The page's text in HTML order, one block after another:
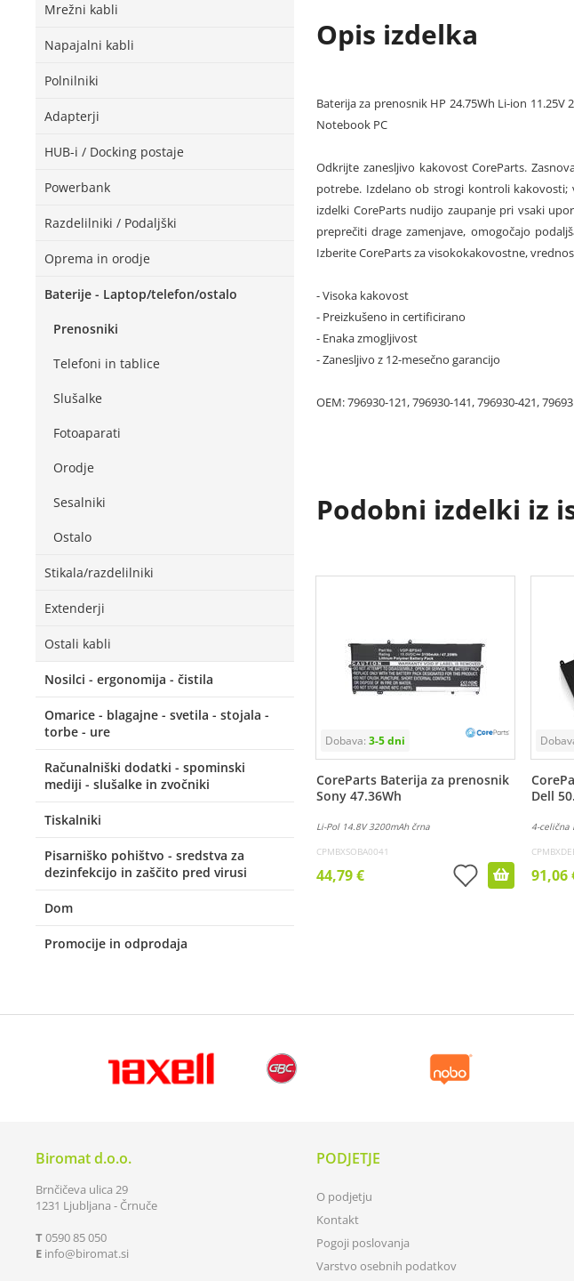
Mrežni kabli
Napajalni kabli
Polnilniki
Adapterji
HUB-i / Docking postaje
Powerbank
Razdelilniki / Podaljški
Oprema in orodje
Baterije - Laptop/telefon/ostalo
Prenosniki
Telefoni in tablice
Slušalke
Fotoaparati
Orodje
Sesalniki
Ostalo
Stikala/razdelilniki
Extenderji
Ostali kabli
Nosilci - ergonomija - čistila
Omarice - blagajne - svetila - stojala -
torbe - ure
Računalniški dodatki - spominski
mediji - slušalke in zvočniki
Tiskalniki
Pisarniško pohištvo - sredstva za
dezinfekcijo in zaščito pred virusi
Dom
Promocije in odprodaja
Opis izdelka
Baterija za prenosnik HP 24.75Wh Li-ion 11.25V
Notebook PC
Odkrijte zanesljivo kakovost CoreParts.
potrebe. Izdelano ob strogi kontroli kakovosti;
izdelki CoreParts nudijo zaupanje pri vsaki
preprečiti drage zamenjave, omogočajo
Izberite CoreParts za visokokakovostne,
- Visoka kakovost
- Preizkušeno in certificirano
- Enaka zmogljivost
- Zanesljivo z 12-mesečno garancijo
OEM: 796930-121, 796930-141, 796930-421,
Podobni izdelki iz
CoreParts Baterija za prenosnik
Sony 47.36Wh
Li-Pol 14.8V 3200mAh črna
CPMBXSOBA0041
44,79 €
Dell
4-celična
91,06
Biromat d.o.o.
Brnčičeva ulica 29
1231 Ljubljana - Črnuče
T0590 85 050
E info biromat.si
PODJETJE
O podjetju
Kontakt
Pogoji poslovanja
Varstvo osebnih podatkov